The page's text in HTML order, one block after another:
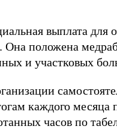
выплата для
Она положена
и участковых
каждого
часов по